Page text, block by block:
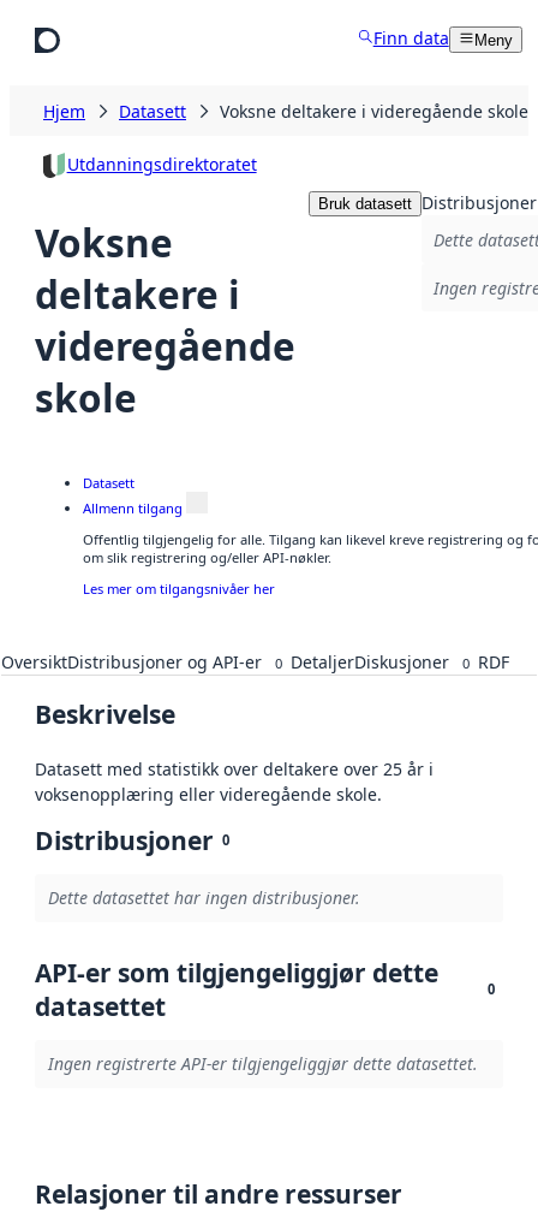
Finn data Meny
Hjem Datasett Voksne deltakere i videregående skole
Utdanningsdirektoratet
Voksne
deltakere i
videregående
skole
Bruk datasett Distribusjoner
Dette
Ingen
Datasett
Allmenn tilgang
Offentlig tilgjengelig for alle. Tilgang kan likevel kreve registrering og
om slik registrering og/eller API-nøkler.
Les mer om tilgangsnivåer her
OversiktDistribusjoner og API-er 0 DetaljerDiskusjoner 0 RDF
Beskrivelse
Datasett med statistikk over deltakere over 25 år i
voksenopplæring eller videregående skole.
Distribusjoner 0
Dette datasettet har ingen distribusjoner.
API-er som tilgjengeliggjør dette
datasettet
0
Ingen registrerte API-er tilgjengeliggjør dette datasettet.
Relasjoner til andre ressurser